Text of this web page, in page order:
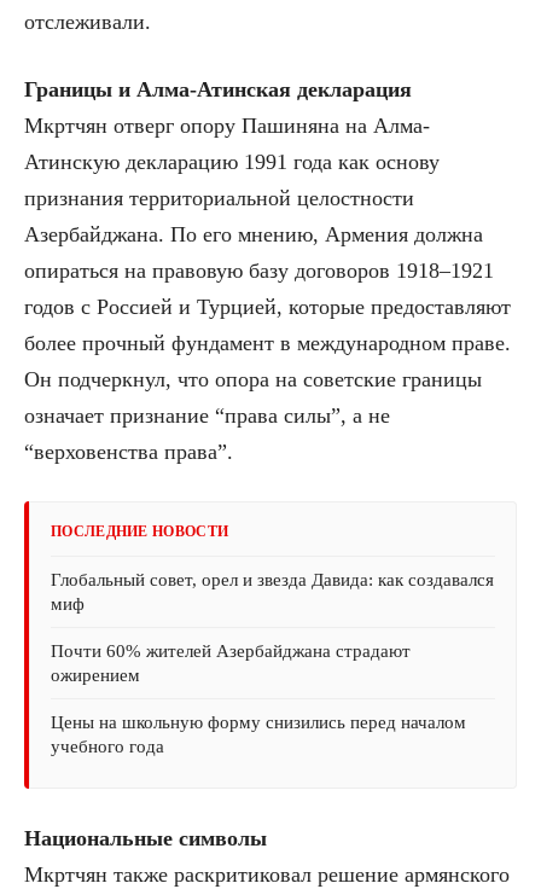
отслеживали.
Границы и Алма-Атинская декларация
Мкртчян отверг опору Пашиняна на Алма-
Атинскую декларацию 1991 года как основу
признания территориальной целостности
Азербайджана. По его мнению, Армения должна
опираться на правовую базу договоров 1918–1921
годов с Россией и Турцией, которые предоставляют
более прочный фундамент в международном праве.
Он подчеркнул, что опора на советские границы
означает признание “права силы”, а не
“верховенства права”.
ПОСЛЕДНИЕ НОВОСТИ
Глобальный совет, орел и звезда Давида: как создавался
миф
Почти 60% жителей Азербайджана страдают
ожирением
Цены на школьную форму снизились перед началом
учебного года
Национальные символы
Мкртчян также раскритиковал решение армянского